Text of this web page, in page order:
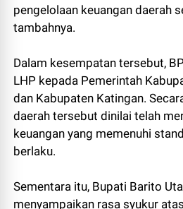
pengelolaan keuangan daerah
tambahnya.
Dalam kesempatan tersebut,
LHP kepada Pemerintah
dan Kabupaten Katingan.
daerah tersebut dinilai telah
keuangan yang memenuhi
berlaku.
Sementara itu, Bupati Barito
menyampaikan rasa syukur